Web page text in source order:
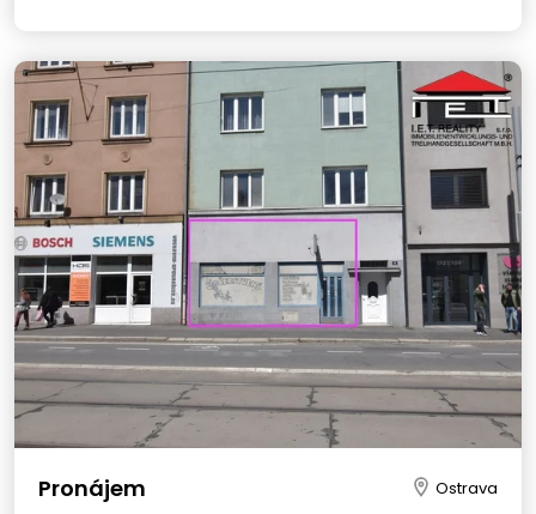
Pronájem Ostrava